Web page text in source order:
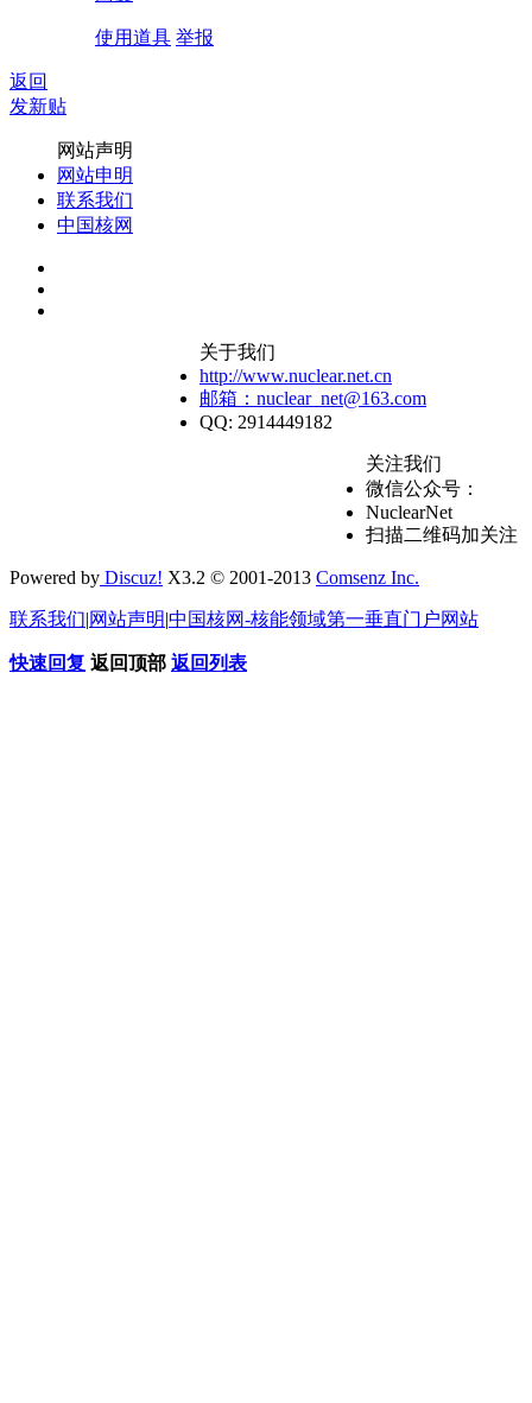
使用道具 举报
返回
发新贴
网站声明
网站申明
联系我们
中国核网
关于我们
http://www.nuclear.net.cn
邮箱：nuclear_net@163.com
QQ: 2914449182
关注我们
微信公众号：
NuclearNet
扫描二维码加关注
Powered by Discuz! X3.2 © 2001-2013 Comsenz Inc.
联系我们|网站声明|中国核网-核能领域第一垂直门户网站
快速回复 返回顶部 返回列表